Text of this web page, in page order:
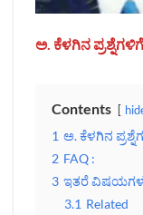
ಅ. ಕೆಳಗಿನ
Contents
1 ಅ. ಕೆಳಗಿನ
2 FAQ :
3 ಇತರೆ
3.1 Related